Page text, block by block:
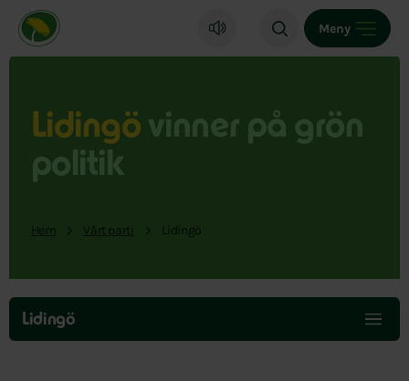
Miljöpartiet de gröna, startsida
Meny
Lidingö vinner på grön
politik
Hem Vårt parti Lidingö
Hoppa
över
menyn
Lidingö